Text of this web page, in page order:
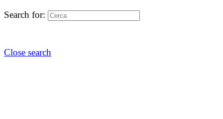
Search for:
Close search